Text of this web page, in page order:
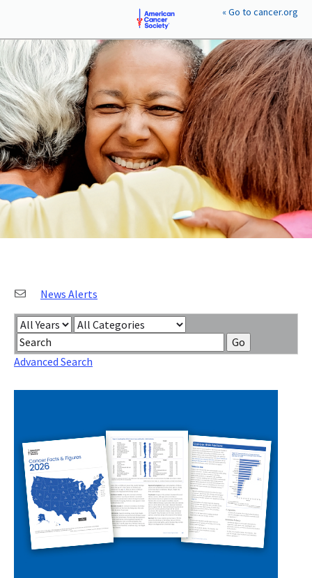
« Go to cancer.org
EXPLORE YOUR GOALS
Plan-a-Gift™
Goals & Benefits
EXPLORE GIFT PLANS
Gifts Anyone Can Make
Gifts That Pay You Back
Gifts That Protect Assets
PERSONAL TOOLS
Compare Gift Plans
Giving Wisely
CONTACT
Contact Us
Bequest Language
News Alerts
Year Category
Go
Advanced Search